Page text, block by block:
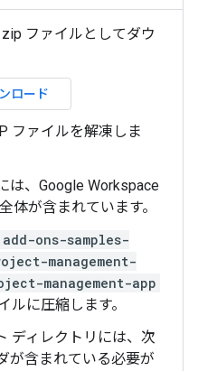
ファイルとしてダウ
ロード
ファイルを解凍しま
は、Google Workspace
体が含まれています。
add-ons-samples-
management-
management-app
ルに圧縮します。
ディレクトリには、次
が含まれている必要が